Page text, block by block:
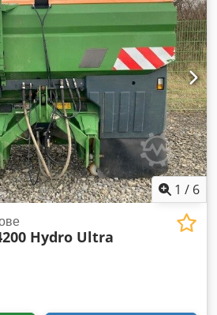
на следите Crjdpstgpggjfx Ab
1 / 6
Hydro Ultra